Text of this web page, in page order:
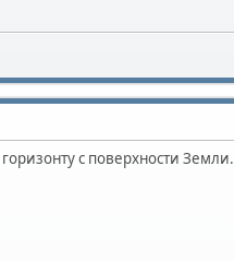
с поверхности Земли.